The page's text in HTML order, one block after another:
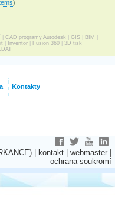
)
CAD programy Autodesk GIS BIM
Inventor| Fusion 360| 3D tisk
Kontakty
kontakt webmaster
ochrana soukromí